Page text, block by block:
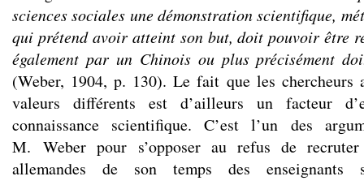
sciences sociales une démonstration scientifique,
qui prétend avoir atteint son but, doit pouvoir être
également par un Chinois ou plus précisément
(Weber, 1904, p. 130). Le fait que les chercheurs
valeurs différents est d’ailleurs un facteur
connaissance scientifique. C’est l’un des
M. Weber pour s’opposer au refus de
allemandes de son temps des enseignants